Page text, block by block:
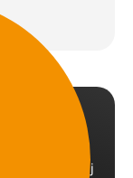
in. Wij